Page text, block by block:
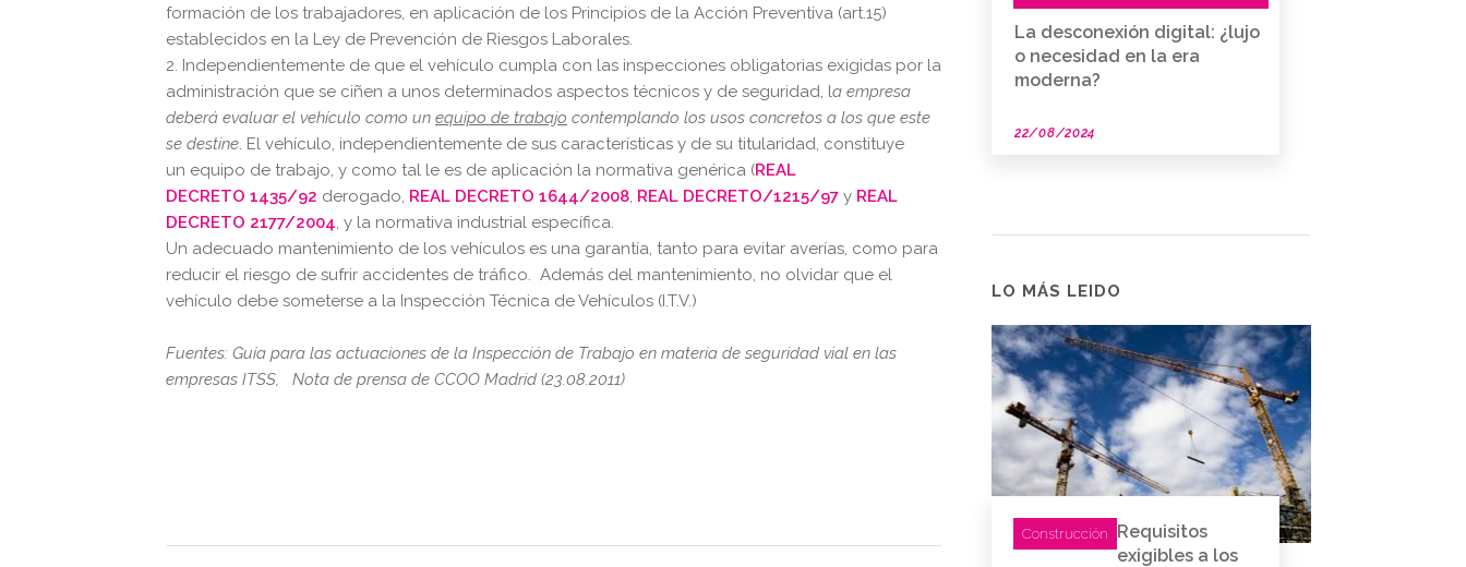
formación de los trabajadores, en aplicación de los Principios de la Acción Preventiva (art.15)
establecidos en la Ley de Prevención de Riesgos Laborales.
2. Independientemente de que el vehículo cumpla con las inspecciones obligatorias exigidas por la
administración que se ciñen a unos determinados aspectos técnicos y de seguridad, la empresa
deberá evaluar el vehículo como un equipo de trabajo contemplando los usos concretos a los que este
se destine. El vehículo, independientemente de sus características y de su titularidad, constituye
un equipo de trabajo, y como tal le es de aplicación la normativa genérica (REAL
DECRETO 1435/92 derogado, REAL DECRETO 1644/2008, REAL DECRETO/1215/97 y REAL
DECRETO 2177/2004, y la normativa industrial específica.
Un adecuado mantenimiento de los vehículos es una garantía, tanto para evitar averías, como para
reducir el riesgo de sufrir accidentes de tráfico. Además del mantenimiento, no olvidar que el
vehículo debe someterse a la Inspección Técnica de Vehículos (I.T.V.)
Fuentes: Guía para las actuaciones de la Inspección de Trabajo en materia de seguridad vial en las
empresas ITSS, Nota de prensa de CCOO Madrid (23.08.2011)
La desconexión digital: ¿lujo
o necesidad en la era
moderna?
22/08/2024
LO MÁS LEIDO
Construcción
Requisitos
exigibles a los